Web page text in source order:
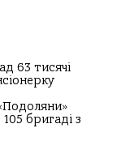
63 тисячі
бригаді з